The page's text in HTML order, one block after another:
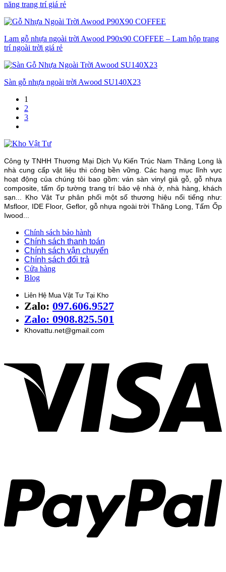
năng trang trí giá rẻ
Lam gỗ nhựa ngoài trời Awood P90x90 COFFEE – Lam hộp trang
trí ngoài trời giá rẻ
Sàn gỗ nhựa ngoài trời Awood SU140X23
1
2
3
Công ty TNHH Thương Mại Dịch Vụ Kiến Trúc Nam Thăng Long là
nhà cung cấp vật liệu thi công bền vững. Các hạng mục lĩnh vực
hoạt động của chúng tôi bao gồm: ván sàn vinyl giả gỗ, gỗ nhựa
composite, tấm ốp tường trang trí bảo vệ nhà ở, nhà hàng, khách
sạn... Kho Vật Tư phân phối một số thương hiệu nổi tiếng như:
Msfloor, IDE Floor, Geflor, gỗ nhựa ngoài trời Thăng Long, Tấm Ốp
Iwood...
Chính sách bảo hành
Chính sách thanh toán
Chính sách vận chuyển
Chính sách đổi trả
Cửa hàng
Blog
Liên Hệ Mua Vật Tư Tại Kho
Zalo: 097.606.9527
Zalo: 0908.825.501
Khovattu.net@gmail.com